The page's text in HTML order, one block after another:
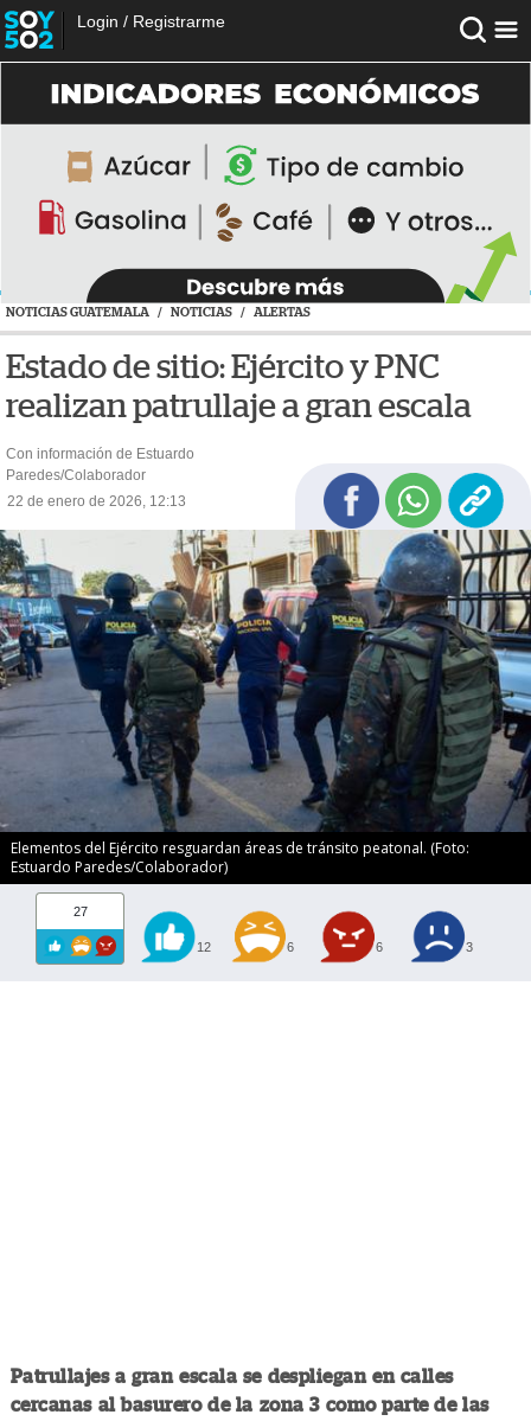
Login / Registrarme
NOTICIAS GUATEMALA / NOTICIAS / ALERTAS
Estado de sitio: Ejército y PNC
realizan patrullaje a gran escala
Con información de Estuardo
Paredes/Colaborador
22 de enero de 2026, 12:13
Elementos del Ejército resguardan áreas de tránsito peatonal. (Foto:
Estuardo Paredes/Colaborador)
27
12 6 6 3
Patrullajes a gran escala se despliegan en calles
cercanas al basurero de la zona 3 como parte de las